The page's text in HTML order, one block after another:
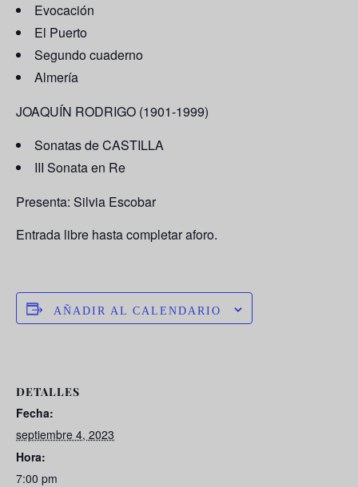
Evocación
El Puerto
Segundo cuaderno
Almería
JOAQUÍN RODRIGO (1901-1999)
Sonatas de CASTILLA
III Sonata en Re
Presenta: Silvia Escobar
Entrada libre hasta completar aforo.
AÑADIR AL CALENDARIO
DETALLES
Fecha:
septiembre 4, 2023
Hora:
7:00 pm